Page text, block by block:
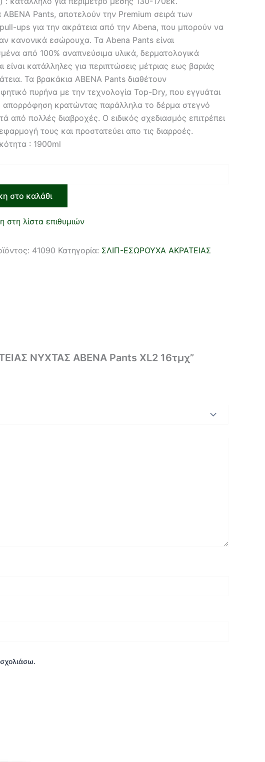
ABENA Pants, αποτελούν την Premium σειρά των
ups για την ακράτεια από την Abena, που μπορούν να
κανονικά εσώρουχα. Τα Abena Pants είναι
από 100% αναπνεύσιμα υλικά, δερματολογικά
είναι κατάλληλες για περιπτώσεις μέτριας εως βαριάς
Τα βρακάκια ABENA Pants διαθέτουν
πυρήνα με την τεχνολογία Top-Dry, που εγγυάται
απορρόφηση κρατώντας παράλληλα το δέρμα στεγνό
από πολλές διαβροχές. Ο ειδικός σχεδιασμός επιτρέπει
τους και προστατεύει απο τις διαρροές.
: 1900ml
στο καλάθι
στη λίστα επιθυμιών
41090 Κατηγορία: ΣΛΙΠ-ΕΣΩΡΟΥΧΑ ΑΚΡΑΤΕΙΑΣ
ΝΥΧΤΑΣ ABENA Pants XL2 16τμχ”